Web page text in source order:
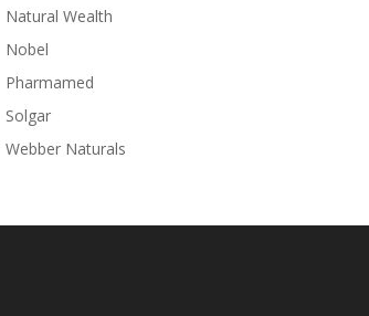
Natural Wealth
Nobel
Pharmamed
Solgar
Webber Naturals